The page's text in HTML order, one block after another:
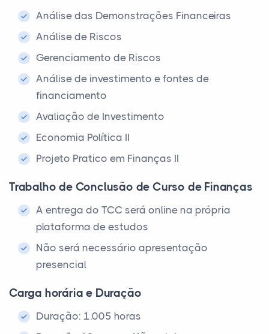
Análise das Demonstrações Financeiras
Análise de Riscos
Gerenciamento de Riscos
Análise de investimento e fontes de
financiamento
Avaliação de Investimento
Economia Política II
Projeto Pratico em Finanças II
Trabalho de Conclusão de Curso de Finanças
A entrega do TCC será online na própria
plataforma de estudos
Não será necessário apresentação
presencial
Carga horária e Duração
Duração: 1.005 horas